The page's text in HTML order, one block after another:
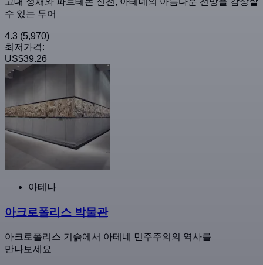
수 있는 투어
4.3 (5,970)
최저가격:
US$39.26
아테나
아크로폴리스 박물관
아크로폴리스 기슭에서 아테네 민주주의의 역사를
만나보세요